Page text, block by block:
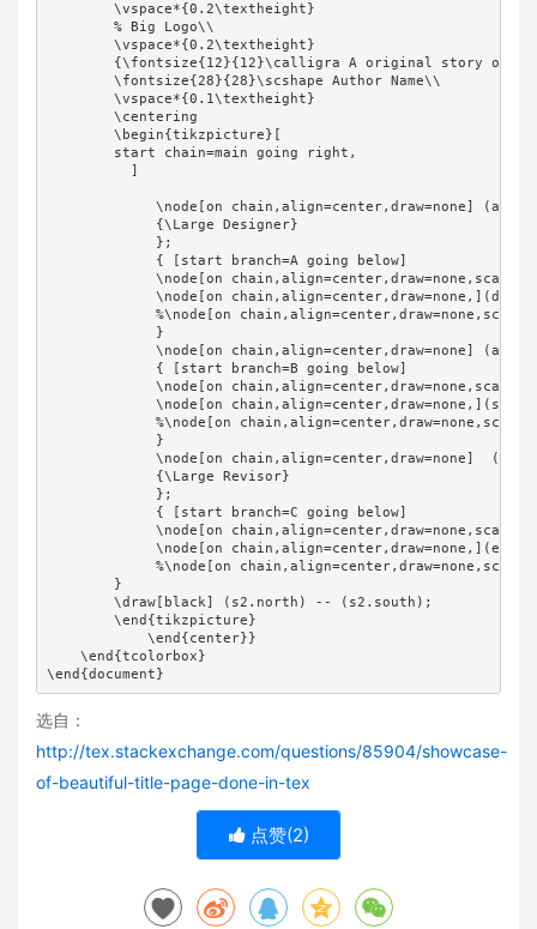
\vspace*{0.2\textheight}
% Big Logo\\
\vspace*{0.2\textheight}
{\fontsize{12}{12}\calligra A original story of\\}
\fontsize{28}{28}\scshape Author Name\\
\vspace*{0.1\textheight}
\centering
\begin{tikzpicture}[
start chain=main going right,
]
\node[on chain,align=center,draw=none]
{\Large Designer}
};
{ [start branch=A going below]
\node[on
\node[on
%\node[on
}
\node[on chain,align=center,draw=none]
{ [start branch=B going below]
\node[on
\node[on
%\node[on
}
\node[on chain,align=center,draw=none]
{\Large Revisor}
};
{ [start branch=C going below]
\node[on
\node[on
%\node[on
}
\draw[black] (s2.north) -- (s2.south);
\end{tikzpicture}
\end{center}}
\end{tcolorbox}
\end{document}
选自：
http://tex.stackexchange.com/questions/85904/showcase-
of-beautiful-title-page-done-in-tex
点赞(2)